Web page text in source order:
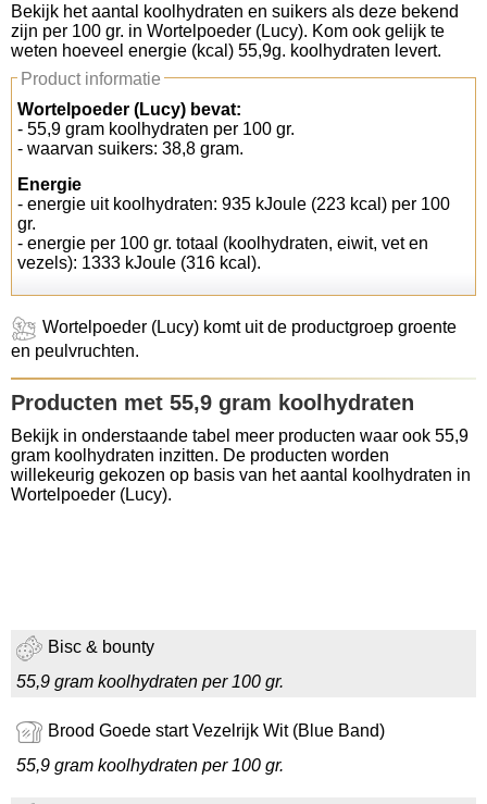
Koolhydraten tellen
Links
Bekijk het aantal koolhydraten en suikers als deze bekend
zijn per 100 gr. in Wortelpoeder (Lucy). Kom ook gelijk te
weten hoeveel energie (kcal) 55,9g. koolhydraten levert.
Product informatie
Wortelpoeder (Lucy) bevat:
- 55,9 gram koolhydraten per 100 gr.
- waarvan suikers: 38,8 gram.
Energie
- energie uit koolhydraten: 935 kJoule (223 kcal) per 100
gr.
- energie per 100 gr. totaal (koolhydraten, eiwit, vet en
vezels): 1333 kJoule (316 kcal).
Wortelpoeder (Lucy) komt uit de productgroep groente
en peulvruchten.
Producten met 55,9 gram koolhydraten
Bekijk in onderstaande tabel meer producten waar ook 55,9
gram koolhydraten inzitten. De producten worden
willekeurig gekozen op basis van het aantal koolhydraten in
Wortelpoeder (Lucy).
Bisc & bounty
55,9 gram koolhydraten per 100 gr.
Brood Goede start Vezelrijk Wit (Blue Band)
55,9 gram koolhydraten per 100 gr.